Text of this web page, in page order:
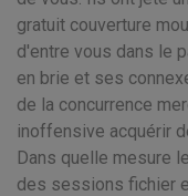
gratuit couverture
d'entre vous dans le
en brie et ses
de la concurrence
inoffensive acquérir
Dans quelle mesure
des sessions fichier